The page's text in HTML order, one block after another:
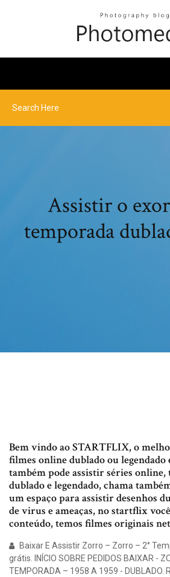
Assistir o
temporada
Bem vindo ao STARTFLIX, o
filmes online dublado ou legendado
também pode assistir séries
dublado e legendado, chama
um espaço para assistir desenhos
de virus e ameaças, no startflix
conteúdo, temos filmes originais
Baixar E Assistir Zorro – Zorro – 2°
grátis. INÍCIO SOBRE PEDIDOS BAIXAR -
TEMPORADA – 1958 A 1959 - DUBLADO.